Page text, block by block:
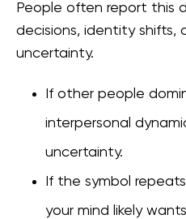
People often report this
decisions, identity shifts,
uncertainty.
If other people
interpersonal
uncertainty.
If the symbol
your mind likely